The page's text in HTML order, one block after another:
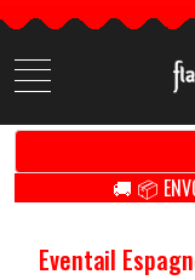
Cherchez
des
🚚 📦
Eventail